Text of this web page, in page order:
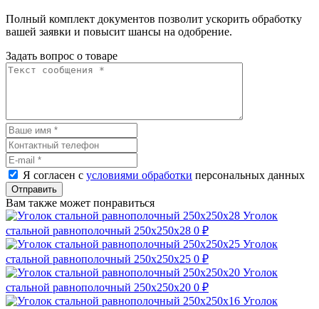
Полный комплект документов позволит ускорить обработку
вашей заявки и повысит шансы на одобрение.
Задать вопрос о товаре
Я согласен с условиями обработки персональных данных
Отправить
Вам также может понравиться
Уголок
стальной равнополочный 250х250х28 0 ₽
Уголок
стальной равнополочный 250х250х25 0 ₽
Уголок
стальной равнополочный 250х250х20 0 ₽
Уголок